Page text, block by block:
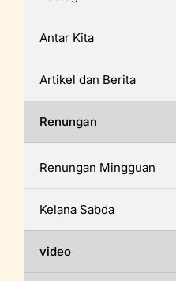
Antar Kita
Artikel dan Berita
Renungan
Renungan Mingguan
Kelana Sabda
video